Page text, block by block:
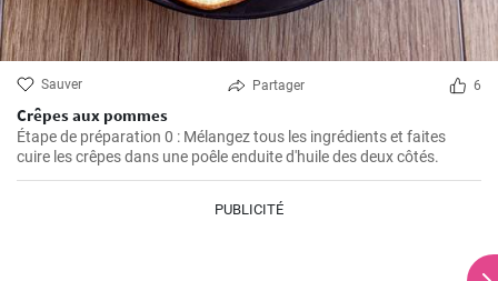
Sauver Partager 6
Crêpes aux pommes
Étape de préparation 0 : Mélangez tous les ingrédients et faites
cuire les crêpes dans une poêle enduite d'huile des deux côtés.
PUBLICITÉ